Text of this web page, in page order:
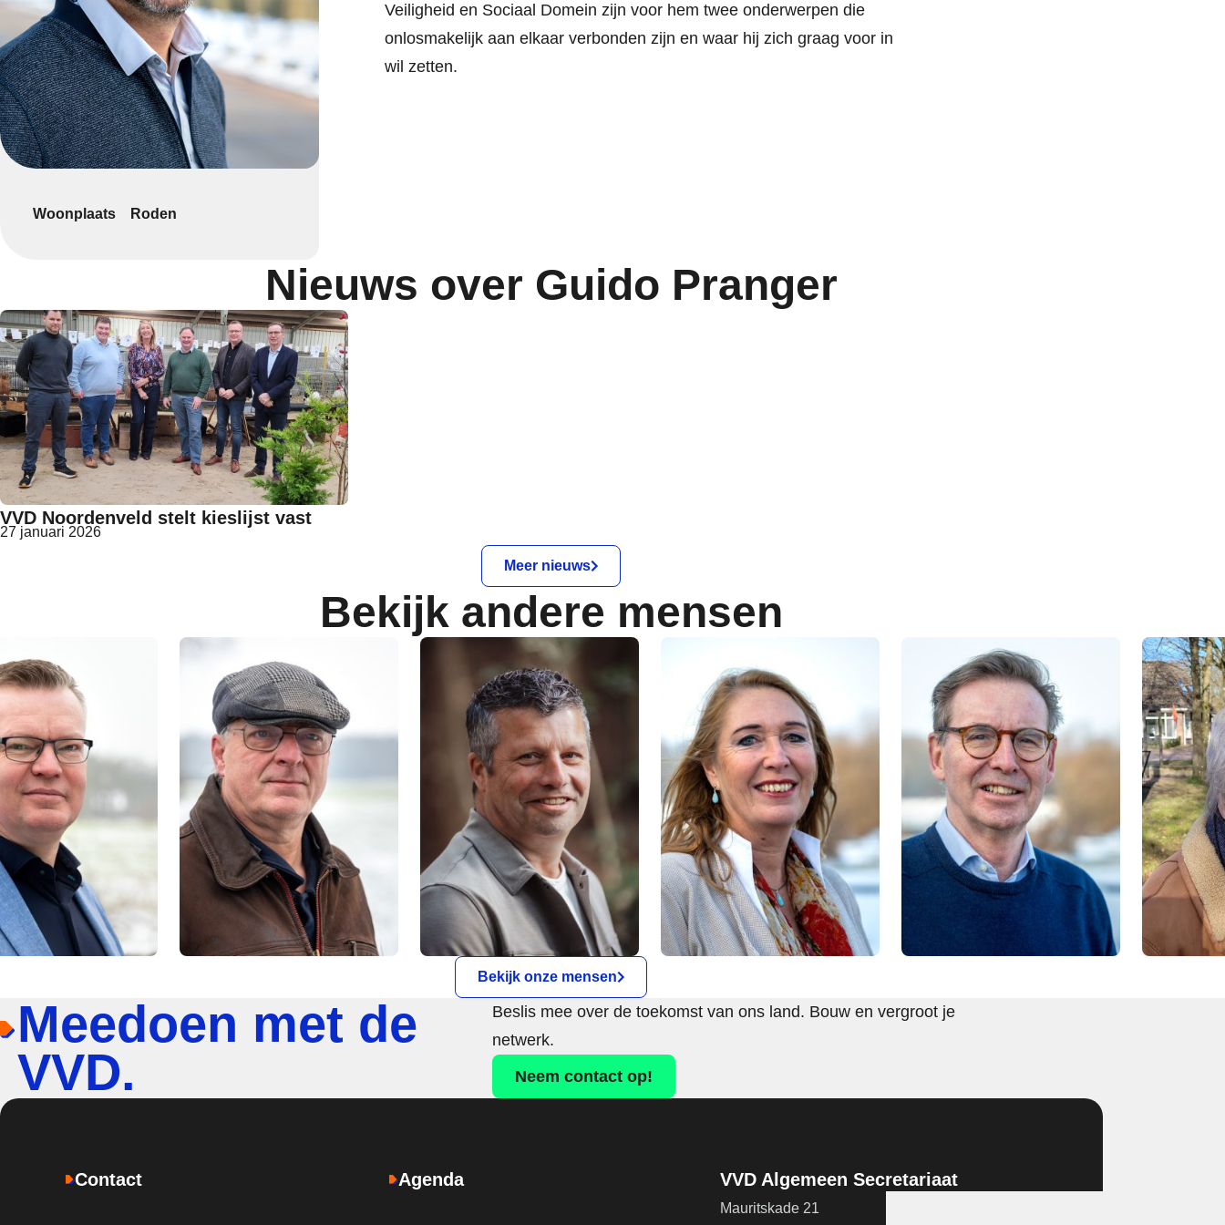
Woonplaats Roden
Veiligheid en Sociaal Domein zijn voor hem twee onderwerpen die
onlosmakelijk aan elkaar verbonden zijn en waar hij zich graag voor in
wil zetten.
Nieuws over Guido Pranger
VVD Noordenveld stelt kieslijst vast
27 januari 2026
Meer nieuws
Bekijk andere mensen
Bekijk onze mensen
Meedoen met de
VVD.
Beslis mee over de toekomst van ons land. Bouw en vergroot je
netwerk.
Neem contact op!
Contact Agenda VVD Algemeen Secretariaat
Mauritskade 21